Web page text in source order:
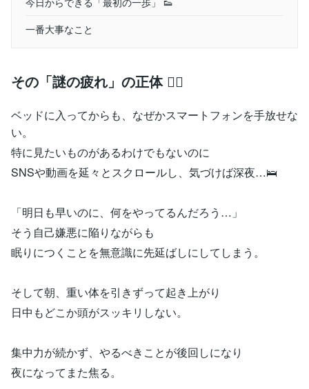
一番大事なこと
その「謎の疲れ」の正体 😵‍💫
ベッドに入ってからも、なぜかスマートフォンを手放せな
い。
特に見たいものがあるわけでもないのに
SNSや動画を延々とスクロールし、気づけば深夜…🛌
「明日も早いのに、何をやってるんだろう…」
そう自己嫌悪に陥りながらも
眠りにつくことを無意識に先延ばしにしてしまう。
そして朝、重い体を引きずって起き上がり
日中もどこか頭がスッキリしない。
集中力が続かず、やるべきことが後回しになり
夜になってまた焦る。